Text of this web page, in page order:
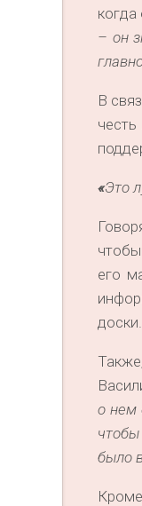
– он
В
«Это
его
доски.
о нем
было